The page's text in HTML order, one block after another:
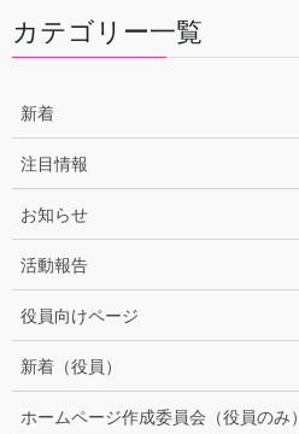
カテゴリー一覧
新着
注目情報
お知らせ
活動報告
役員向けページ
新着（役員）
ホームページ作成委員会（役員のみ）